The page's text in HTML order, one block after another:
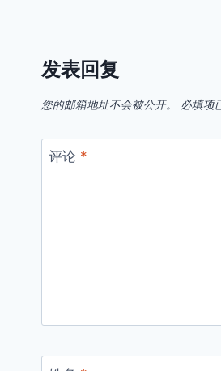
发表回复
您的邮箱地址不会被公开。 必填项
评论 *